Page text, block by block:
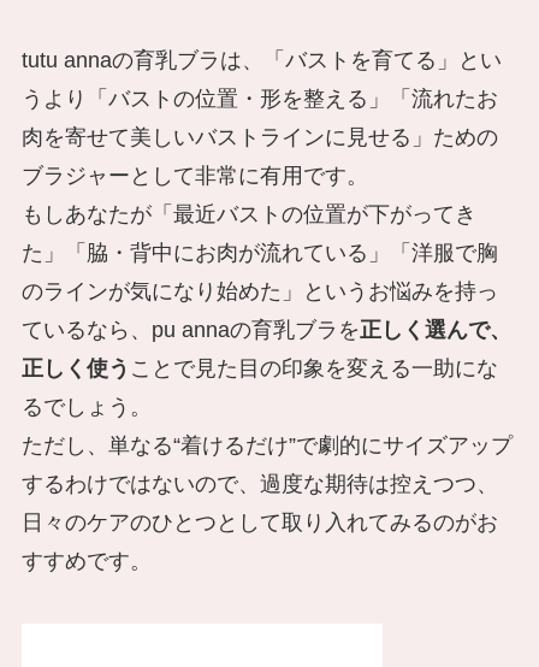
tutu annaの育乳ブラは、「バストを育てる」とい
うより「バストの位置・形を整える」「流れたお
肉を寄せて美しいバストラインに見せる」ための
ブラジャーとして非常に有用です。
もしあなたが「最近バストの位置が下がってき
た」「脇・背中にお肉が流れている」「洋服で胸
のラインが気になり始めた」というお悩みを持っ
ているなら、pu annaの育乳ブラを正しく選んで、
正しく使う ことで見た目の印象を変える一助にな
るでしょう。
ただし、単なる“着けるだけ”で劇的にサイズアップ
するわけではないので、過度な期待は控えつつ、
日々のケアのひとつとして取り入れてみるのがお
すすめです。